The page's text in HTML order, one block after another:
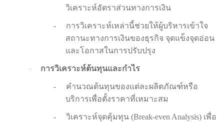
วิเคราะห์อัตราส่วนทางการเงิน
-
การวิเคราะห์เหล่านี้ช่วยให้ผู้บริหารเข้าใจ
สถานะทางการเงินของธุรกิจ จุดแข็งจุดอ่อน
และโอกาสในการปรับปรุง
· การวิเคราะห์ต้นทุนและกำไร
-
คำนวณต้นทุนของแต่ละผลิตภัณฑ์หรือ
บริการเพื่อตั้งราคาที่เหมาะสม
- วิเคราะห์จุดคุ้มทุน (Break-even Analysis) เพื่อ